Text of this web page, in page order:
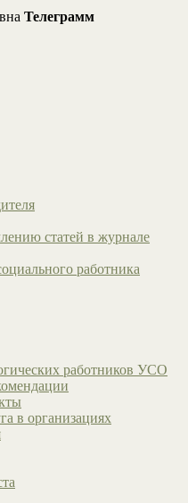
Телеграмм
статей в журнале
работника
работников УСО
в организациях